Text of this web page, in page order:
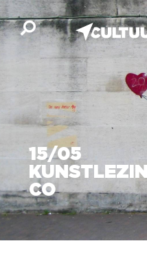
15/05
CO